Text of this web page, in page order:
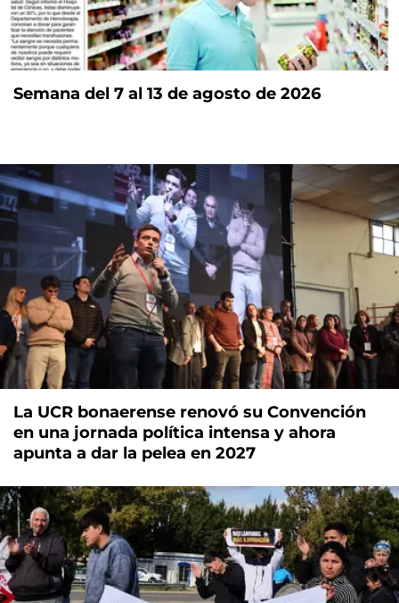
Semana del 7 al 13 de agosto de 2026
La UCR bonaerense renovó su Convención
en una jornada política intensa y ahora
apunta a dar la pelea en 2027